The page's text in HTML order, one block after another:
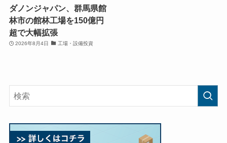
ダノンジャパン、群馬県館
林市の館林工場を150億円
超で大幅拡張
2026年8月4日 工場・設備投資